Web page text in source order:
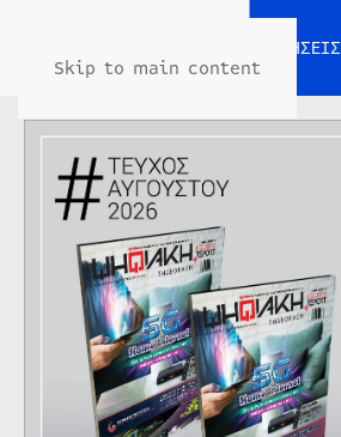
Skip to main content
ΕΙΔΗΣΕΙΣ